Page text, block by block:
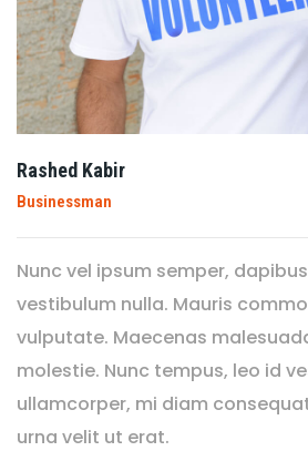
Rashed Kabir
Businessman
Nunc vel ipsum semper,
vestibulum nulla. Mauris
vulputate. Maecenas
molestie. Nunc tempus, leo id
ullamcorper, mi diam
urna velit ut erat.